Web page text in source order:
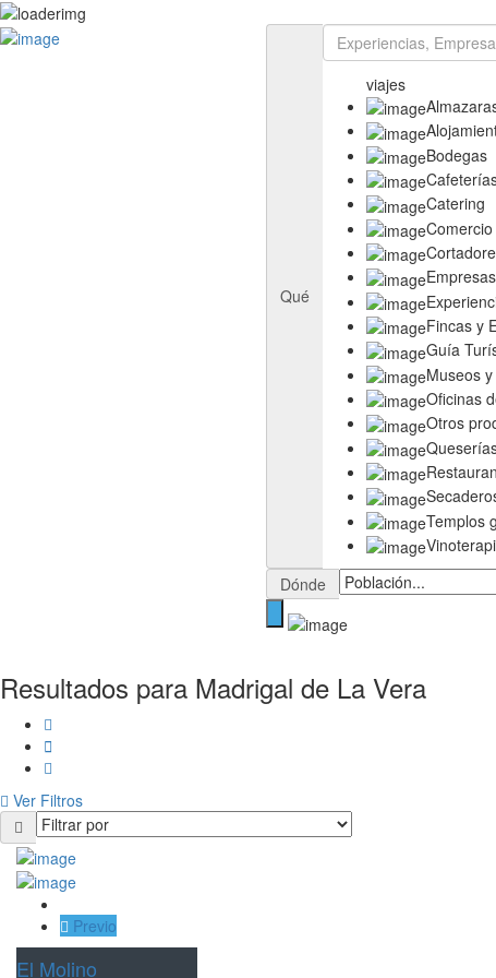
Rutas
Ruta del Aceite de Extremadura
Ruta del Ibérico Dehesa de Extremadura
Ruta del Vino y Cava Ribera del Guadiana
Qué
viajes
Bodegas
Catering
Fincas y
Guía
Museos
Oficinas
Otros
Templos
Dónde
Resultados para Madrigal de La Vera
Ver Filtros
Previo
El Molino